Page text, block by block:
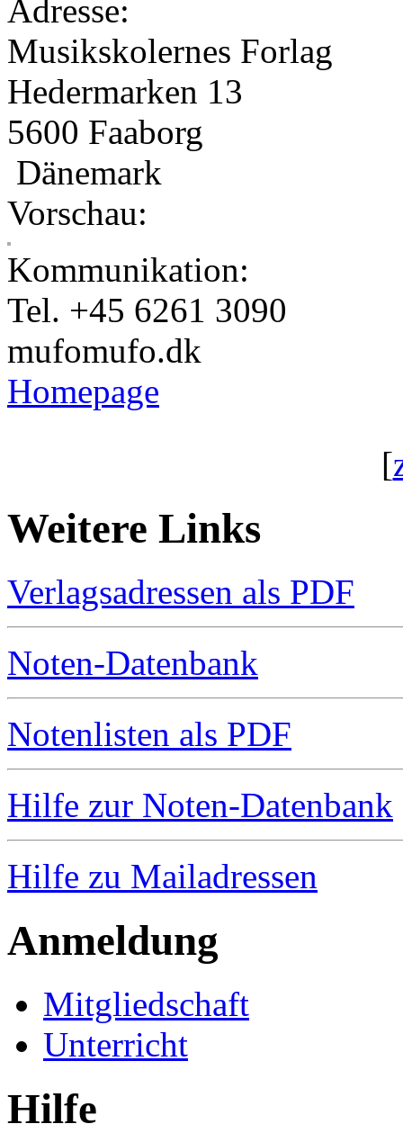
Adresse:
Musikskolernes Forlag
Hedermarken 13
5600 Faaborg
Dänemark
Vorschau:
Kommunikation:
Tel. +45 6261 3090
mufomufo.dk
Homepage
[
Weitere Links
Verlagsadressen als PDF
Noten-Datenbank
Notenlisten als PDF
Hilfe zur Noten-Datenbank
Hilfe zu Mailadressen
Anmeldung
Mitgliedschaft
Unterricht
Hilfe